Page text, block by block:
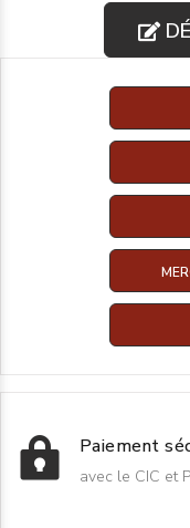
Paiement
avec le CIC et